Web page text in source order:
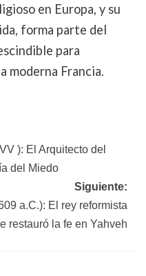
en Europa, y su
forma parte del
para
moderna Francia.
): El Arquitecto del
del Miedo
Siguiente:
a.C.): El rey reformista
restauró la fe en Yahveh